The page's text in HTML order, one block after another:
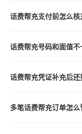
话费帮充支付前怎么
话费帮充号码和面值不
话费帮充凭证补充后还
多笔话费帮充订单怎